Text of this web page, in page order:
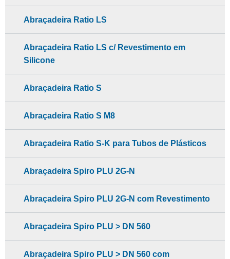
Abraçadeira Ratio LS
Abraçadeira Ratio LS c/ Revestimento em
Silicone
Abraçadeira Ratio S
Abraçadeira Ratio S M8
Abraçadeira Ratio S-K para Tubos de Plásticos
Abraçadeira Spiro PLU 2G-N
Abraçadeira Spiro PLU 2G-N com Revestimento
Abraçadeira Spiro PLU > DN 560
Abraçadeira Spiro PLU > DN 560 com